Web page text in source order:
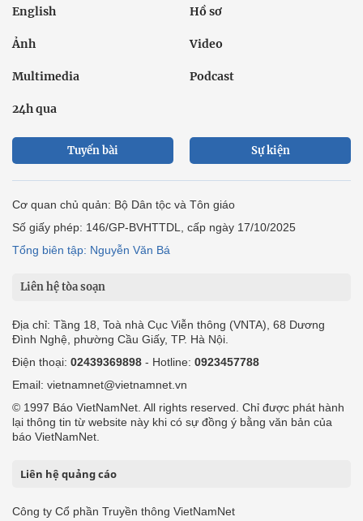
English Hồ sơ
Ảnh Video
Multimedia Podcast
24h qua
Tuyến bài Sự kiện
Cơ quan chủ quản: Bộ Dân tộc và Tôn giáo
Số giấy phép: 146/GP-BVHTTDL, cấp ngày 17/10/2025
Tổng biên tập: Nguyễn Văn Bá
Liên hệ tòa soạn
Địa chỉ: Tầng 18, Toà nhà Cục Viễn thông (VNTA), 68 Dương
Đình Nghệ, phường Cầu Giấy, TP. Hà Nội.
Điện thoại: 02439369898 - Hotline: 0923457788
Email: vietnamnet@vietnamnet.vn
© 1997 Báo VietNamNet. All rights reserved. Chỉ được phát hành
lại thông tin từ website này khi có sự đồng ý bằng văn bản của
báo VietNamNet.
Liên hệ quảng cáo
Công ty Cổ phần Truyền thông VietNamNet